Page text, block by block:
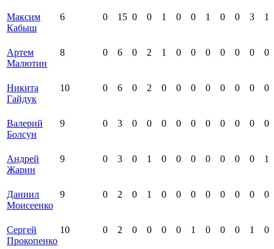
Максим
Кабыш
6 0 15 0 0 1 0 0 1 0 0 3 1
Артем
Малютин
8 0 6 0 2 1 0 0 0 0 0 0 0
Никита
Гайдук
10 0 6 0 2 0 0 0 0 0 0 0 0
Валерий
Болсун
9 0 3 0 0 0 0 0 0 0 0 0 0
Андрей
Жарин
9 0 3 0 1 0 0 0 0 0 0 0 1
Даниил
Моисеенко
9 0 2 0 1 0 0 0 0 0 0 0 0
Сергей
Прокопенко
10 0 2 0 0 0 0 1 0 0 0 1 0